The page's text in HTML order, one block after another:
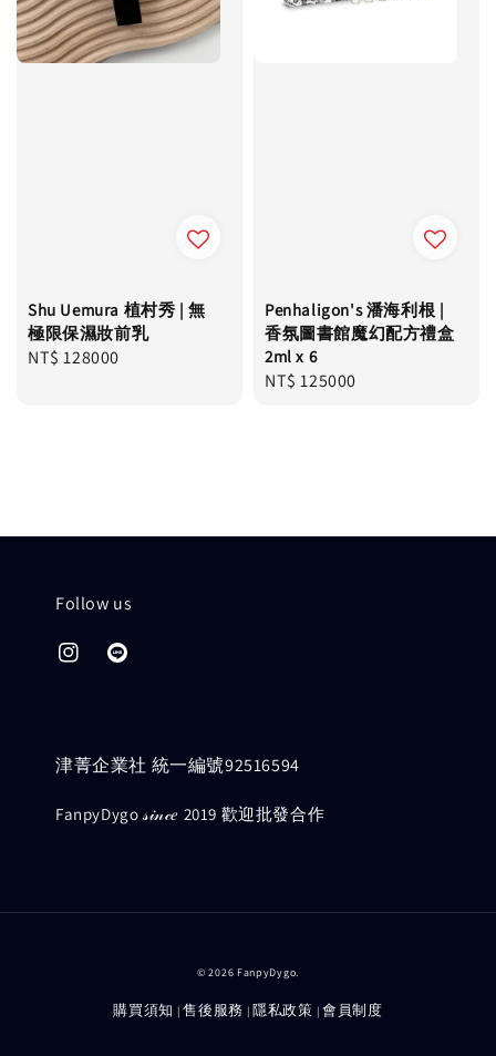
Shu Uemura 植村秀 | 無
極限保濕妝前乳
Regular
NT$ 128000
Penhaligon's 潘海利根 |
香氛圖書館魔幻配方禮盒
2ml x 6
Regular
NT$ 125000
Follow us
津菁企業社 統一編號92516594
FanpyDygo 𝓈𝒾𝓃𝒸𝑒 2019 歡迎批發合作
© 2026 FanpyDygo.
購買須知 |售後服務 | 隱私政策 | 會員制度